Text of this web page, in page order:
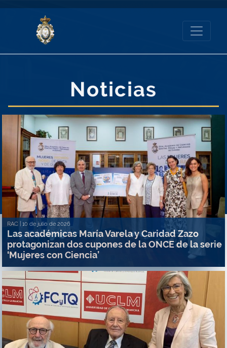
Noticias
RAC | 10 de julio de 2026
Las académicas María Varela y Caridad Zazo
protagonizan dos cupones de la ONCE de la serie
‘Mujeres con Ciencia’